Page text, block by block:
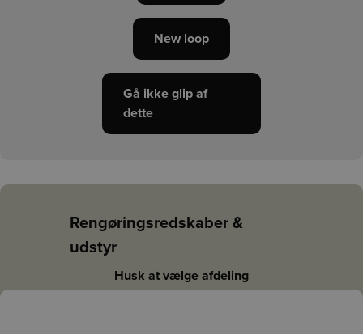
New loop
Gå ikke glip af
dette
Rengøringsredskaber &
udstyr
Husk at vælge afdeling